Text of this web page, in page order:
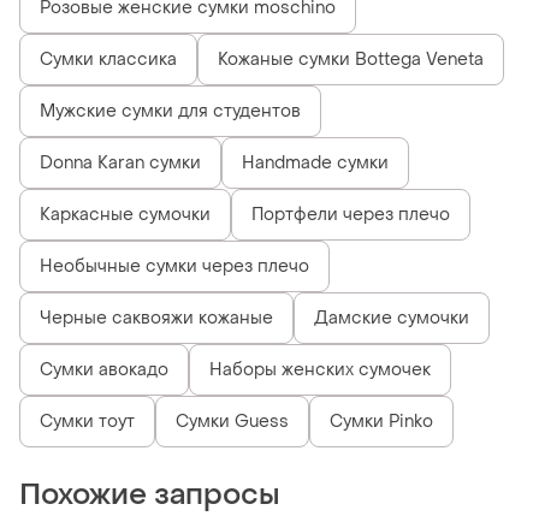
Розовые женские сумки moschino
Сумки классика Кожаные сумки Bottega Veneta
Мужские сумки для студентов
Donna Karan сумки Handmade сумки
Каркасные сумочки Портфели через плечо
Необычные сумки через плечо
Черные саквояжи кожаные Дамские сумочки
Сумки авокадо Наборы женских сумочек
Сумки тоут Сумки Guess Сумки Pinko
Похожие запросы